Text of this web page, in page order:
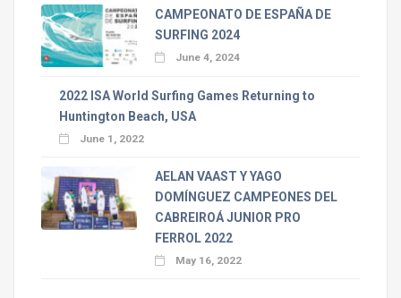
CAMPEONATO DE ESPAÑA DE
SURFING 2024
June 4, 2024
2022 ISA World Surfing Games Returning to
Huntington Beach, USA
June 1, 2022
AELAN VAAST Y YAGO
DOMÍNGUEZ CAMPEONES DEL
CABREIROÁ JUNIOR PRO
FERROL 2022
May 16, 2022